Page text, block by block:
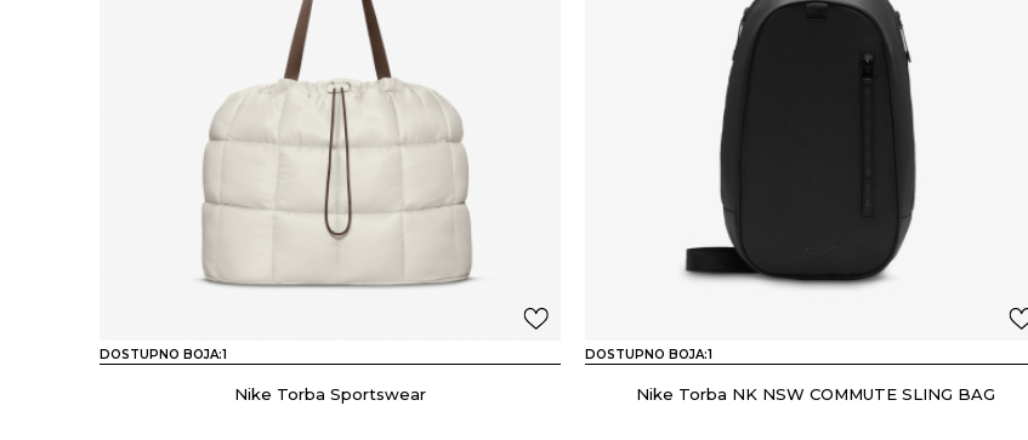
DOSTUPNO BOJA:1
Nike Torba Sportswear
DOSTUPNO BOJA:1
Nike Torba NK NSW COMMUTE SLING BAG